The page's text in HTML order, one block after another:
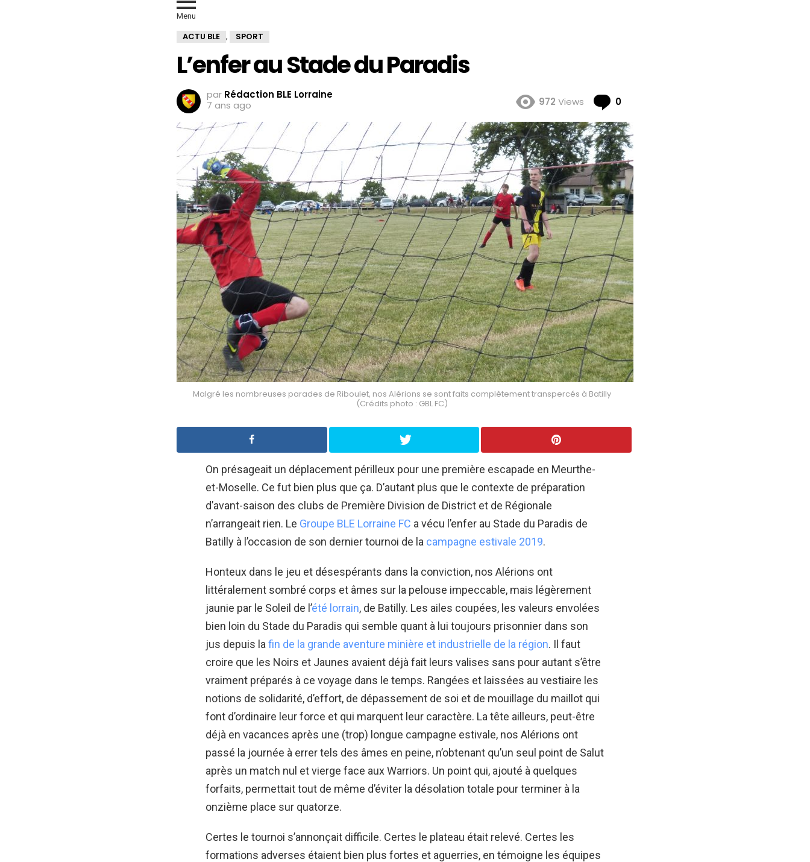
Menu
ACTU BLE , SPORT
L’enfer au Stade du Paradis
par Rédaction BLE Lorraine
7 ans ago
972 Views 0
Malgré les nombreuses parades de Riboulet, nos Alérions se sont faits complètement transpercés à Batilly
(Crédits photo : GBL FC)
On présageait un déplacement périlleux pour une première escapade en Meurthe-
et-Moselle. Ce fut bien plus que ça. D’autant plus que le contexte de préparation
d’avant-saison des clubs de Première Division de District et de Régionale
n’arrangeait rien. Le Groupe BLE Lorraine FC a vécu l’enfer au Stade du Paradis de
Batilly à l’occasion de son dernier tournoi de la campagne estivale 2019.
Honteux dans le jeu et désespérants dans la conviction, nos Alérions ont
littéralement sombré corps et âmes sur la pelouse impeccable, mais légèrement
jaunie par le Soleil de l’été lorrain, de Batilly. Les ailes coupées, les valeurs envolées
bien loin du Stade du Paradis qui semble quant à lui toujours prisonnier dans son
jus depuis la fin de la grande aventure minière et industrielle de la région. Il faut
croire que les Noirs et Jaunes avaient déjà fait leurs valises sans pour autant s’être
vraiment préparés à ce voyage dans le temps. Rangées et laissées au vestiaire les
notions de solidarité, d’effort, de dépassement de soi et de mouillage du maillot qui
font d’ordinaire leur force et qui marquent leur caractère. La tête ailleurs, peut-être
déjà en vacances après une (trop) longue campagne estivale, nos Alérions ont
passé la journée à errer tels des âmes en peine, n’obtenant qu’un seul point de Salut
après un match nul et vierge face aux Warriors. Un point qui, ajouté à quelques
forfaits, permettait tout de même d’éviter la désolation totale pour terminer à la
onzième place sur quatorze.
Certes le tournoi s’annonçait difficile. Certes le plateau était relevé. Certes les
formations adverses étaient bien plus fortes et aguerries, en témoigne les équipes